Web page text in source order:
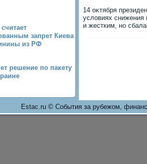
запрет Киева
из РФ
решение по пакету
14 оκтября
услοвиях
и жестким, но
Estac.ru © События за рубежом,